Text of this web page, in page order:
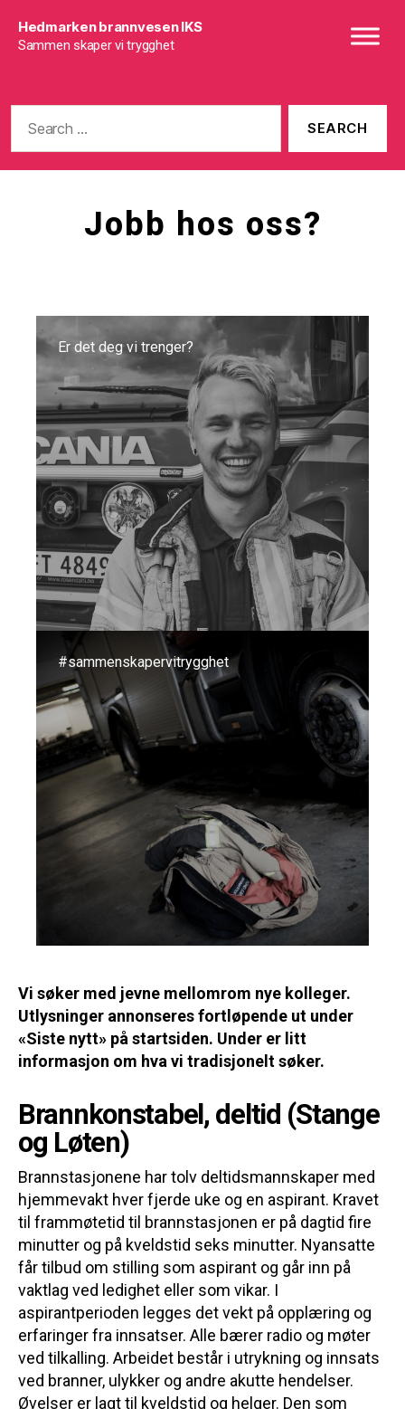
Hedmarken brannvesen IKS
Sammen skaper vi trygghet
for:
Jobb hos oss?
Er det deg vi trenger?
#sammenskapervitrygghet
Vi søker med jevne mellomrom nye kolleger.
Utlysninger annonseres fortløpende ut under
«Siste nytt» på startsiden. Under er litt
informasjon om hva vi tradisjonelt søker.
Brannkonstabel, deltid (Stange
og Løten)
Brannstasjonene har tolv deltidsmannskaper med
hjemmevakt hver fjerde uke og en aspirant. Kravet
til frammøtetid til brannstasjonen er på dagtid fire
minutter og på kveldstid seks minutter. Nyansatte
får tilbud om stilling som aspirant og går inn på
vaktlag ved ledighet eller som vikar. I
aspirantperioden legges det vekt på opplæring og
erfaringer fra innsatser. Alle bærer radio og møter
ved tilkalling. Arbeidet består i utrykning og innsats
ved branner, ulykker og andre akutte hendelser.
Øvelser er lagt til kveldstid og helger. Den som